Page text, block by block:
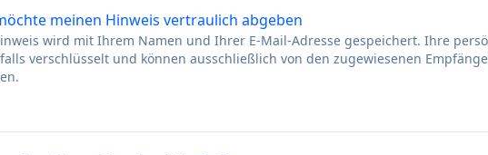
meinen Hinweis vertraulich abgeben
wird mit Ihrem Namen und Ihrer E-Mail-Adresse gespeichert. Ihre
verschlüsselt und können ausschließlich von den zugewiesenen